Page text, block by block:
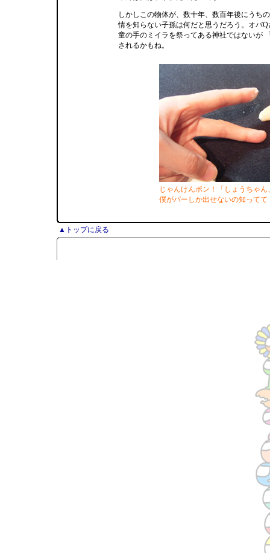
しかしこの物体が、数十年、数百年後にうち
情を知らない子孫は何だと思うだろう。オバ
童の手のミイラを祭ってある神社ではないが
されるかもね。
じゃんけんポン！「しょうちゃん
僕がパーしか出せないの知ってて
▲トップに戻る